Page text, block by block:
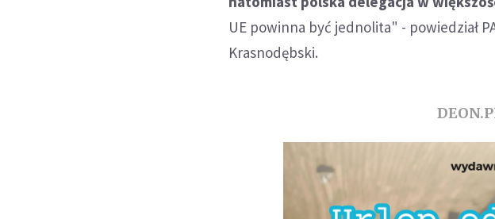
UE powinna być jednolita" - powiedział
Krasnodębski.